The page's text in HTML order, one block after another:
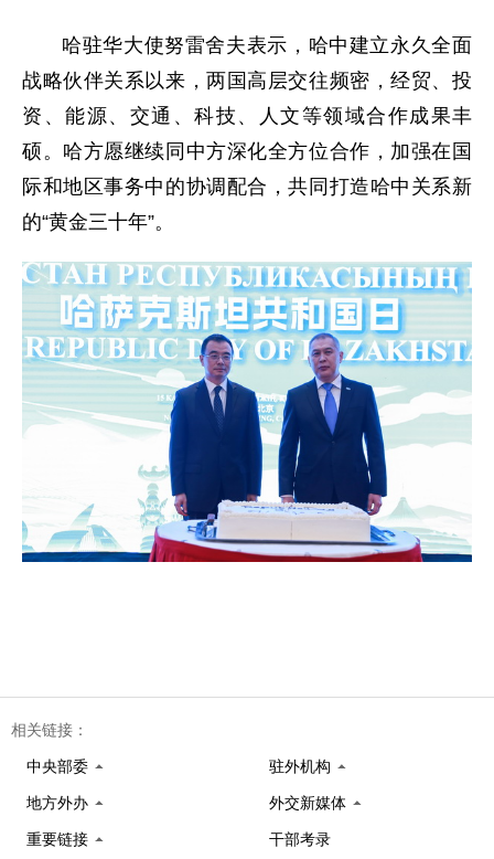
哈驻华大使努雷舍夫表示，哈中建立永久全面
战略伙伴关系以来，两国高层交往频密，经贸、投
资、能源、交通、科技、人文等领域合作成果丰
硕。哈方愿继续同中方深化全方位合作，加强在国
际和地区事务中的协调配合，共同打造哈中关系新
的“黄金三十年”。
相关链接：
中央部委 驻外机构
地方外办 外交新媒体
重要链接 干部考录